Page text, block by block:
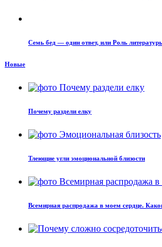
Семь бед — один ответ, или Роль
Новые
Почему раздели елку
Тлеющие угли эмоциональной близости
Всемирная распродажа в моем сердце.